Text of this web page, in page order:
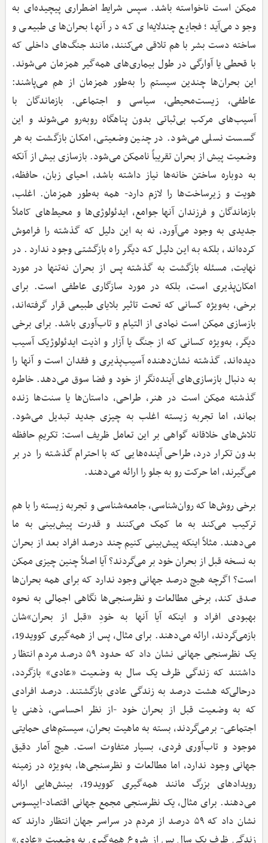
ممکن است ناخواسته باشد. سپس شرایط اضطراری پیچیده‌ای به
وجود می‌آید؛ فجایع چندلایه‌ای که در آنها بحران‌های طبیعی و
ساخته دست بشر با هم تلاقی می‌کنند، مانند جنگ‌های داخلی که
با قحطی یا آوارگی در طول بیماری‌های همه‌گیر همزمان می‌شوند.
این بحران‌ها چندین سیستم را به‌طور همزمان از هم می‌پاشند:
عاطفی، زیست‌محیطی، سیاسی و اجتماعی. بازماندگان با
آسیب‌های مرکب بی‌ثباتی بدون پناهگاه روبه‌رو می‌شوند و این
گسست نسلی می‌شود. در چنین وضعیتی، امکان بازگشت به هر
وضعیت پیش از بحران تقریباً ناممکن می‌شود. بازسازی بیش از آنکه
به دوباره ساختن خانه‌ها نیاز داشته باشد، احیای زبان، حافظه،
هویت و زیرساخت‌ها را لازم دارد- همه به‌طور همزمان. اغلب،
بازماندگان و فرزندان آنها جوامع، ایدئولوژی‌ها و محیط‌های کاملاً
جدیدی به وجود می‌آورد، نه به این دلیل که گذشته را فراموش
کرده‌اند، بلکه به این دلیل که دیگر راه بازگشتی وجود ندارد. در
نهایت، مسئله بازگشت به گذشته پس از بحران نه‌تنها در مورد
امکان‌پذیری است، بلکه در مورد سازگاری عاطفی است. برای
برخی، به‌ویژه کسانی که تحت تاثیر بلایای طبیعی قرار گرفته‌اند،
بازسازی ممکن است نمادی از التیام و تاب‌آوری باشد. برای برخی
دیگر، به‌ویژه کسانی که از جنگ یا آزار و اذیت ایدئولوژیک آسیب
دیده‌اند، گذشته نشان‌دهنده آسیب‌پذیری و فقدان است و آنها را
به دنبال بازسازی‌های آینده‌نگر از خود و فضا سوق می‌دهد. خاطره
گذشته ممکن است در هنر، طراحی، داستان‌ها یا سنت‌ها زنده
بماند، اما تجربه زیسته اغلب به چیزی جدید تبدیل می‌شود.
تلاش‌های خلاقانه گواهی بر این تعامل ظریف است: تکریم حافظه
بدون تکرار درد، طراحی آینده‌هایی که با احترام گذشته را در بر
می‌گیرند، اما حرکت رو به جلو را ارائه می‌دهند.
برخی روش‌ها که روان‌شناسی، جامعه‌شناسی و تجربه زیسته را با هم
ترکیب می‌کند به ما کمک می‌کنند و قدرت پیش‌بینی به ما
می‌دهند. مثلاً اینکه پیش‌بینی کنیم چند درصد افراد بعد از بحران
به نسخه قبل از بحران خود بر می‌گردند؟ آیا اصلاً چنین چیزی ممکن
است؟ اگرچه هیچ درصد جهانی وجود ندارد که برای همه بحران‌ها
صدق کند، برخی مطالعات و نظرسنجی‌ها نگاهی اجمالی به نحوه
بهبودی افراد و اینکه آیا آنها به خودِ «قبل از بحران»‌شان
بازمی‌گردند، ارائه می‌دهند. برای مثال، پس از همه‌گیری کووید19،
یک نظرسنجی جهانی نشان داد که حدود ۵۹ درصد مردم انتظار
داشتند که زندگی ظرف یک سال به وضعیت «عادی» بازگردد،
درحالی‌که هشت درصد به زندگی عادی بازگشتند. درصد افرادی
که به وضعیت قبل از بحران خود -از نظر احساسی، ذهنی یا
اجتماعی- برمی‌گردند، بسته به ماهیت بحران، سیستم‌های حمایتی
موجود و تاب‌آوری فردی، بسیار متفاوت است. هیچ آمار دقیق
جهانی وجود ندارد، اما مطالعات و نظرسنجی‌ها، به‌ویژه در زمینه
رویدادهای بزرگ مانند همه‌گیری کووید19، بینش‌هایی ارائه
می‌دهند. برای مثال، یک نظرسنجی مجمع جهانی اقتصاد-ایپسوس
نشان داد که ۵۹ درصد از مردم در سراسر جهان انتظار دارند که